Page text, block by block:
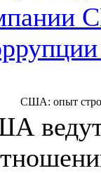
США: опыт